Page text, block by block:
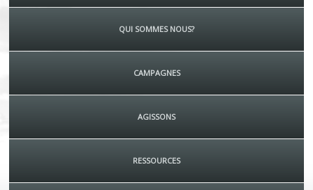
QUI SOMMES NOUS?
CAMPAGNES
AGISSONS
RESSOURCES